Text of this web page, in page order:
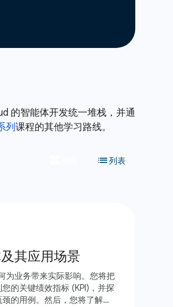
的智能体开发统一堆栈，并通
列课程的其他学习路线。